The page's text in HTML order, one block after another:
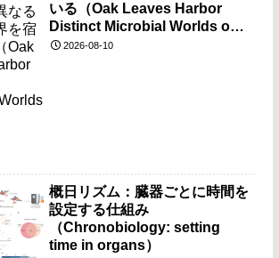
いる（Oak Leaves Harbor
Distinct Microbial Worlds on
Their Opposite Surfaces）
2026-08-10
概日リズム：臓器ごとに時間を
設定する仕組み
（Chronobiology: setting
time in organs）